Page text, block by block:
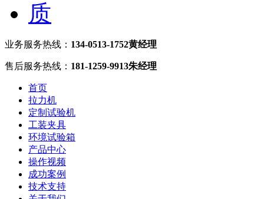
业务服务热线： 134-0513-1752黄经理
售后服务热线： 181-1259-9913朱经理
首页
拉力机
定制试验机
工装夹具
环境试验箱
产品中心
操作视频
成功案例
技术支持